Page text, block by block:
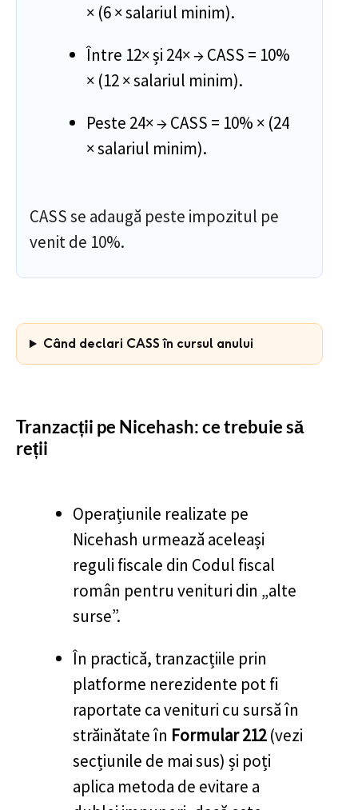
× (6 × salariul minim).
Între 12× și 24× → CASS = 10%
× (12 × salariul minim).
Peste 24× → CASS = 10% × (24
× salariul minim).
CASS se adaugă peste impozitul pe
venit de 10%.
Când declari CASS în cursul anului
Tranzacții pe Nicehash: ce trebuie să
reții
Operațiunile realizate pe
Nicehash urmează aceleași
reguli fiscale din Codul fiscal
român pentru venituri din „alte
surse”.
În practică, tranzacțiile prin
platforme nerezidente pot fi
raportate ca venituri cu sursă în
străinătate în Formular 212(vezi
secțiunile de mai sus) și poți
aplica metoda de evitare a